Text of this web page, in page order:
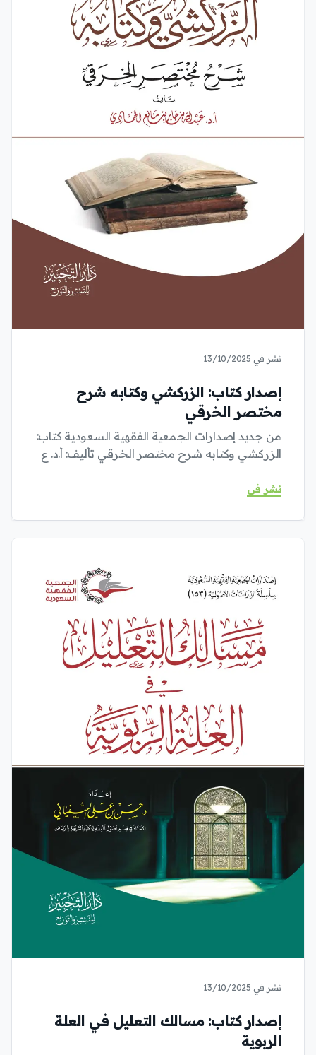
نشر في 13/10/2025
إصدار كتاب: الزركشي وكتابه شرح
مختصر الخرقي
من جديد إصدارات الجمعية الفقهية السعودية كتاب:
الزركشي وكتابه شرح مختصر الخرقي تأليف: أ.د. ع
نشر في
نشر في 13/10/2025
إصدار كتاب: مسالك التعليل في العلة
الربوية